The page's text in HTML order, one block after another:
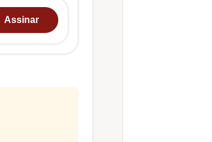
Assinar